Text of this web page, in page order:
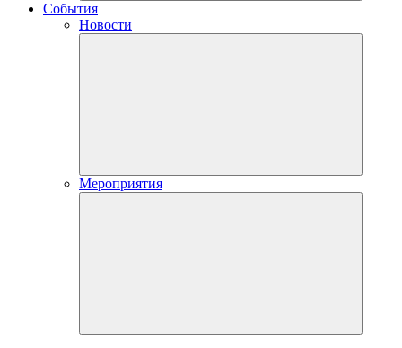
События
Новости
Мероприятия